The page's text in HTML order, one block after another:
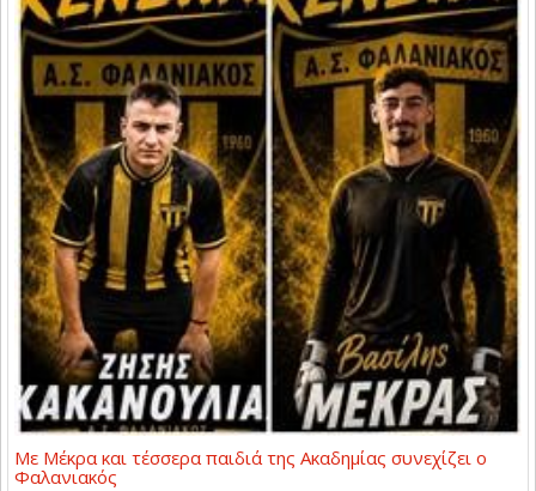
Με Μέκρα και τέσσερα παιδιά της Ακαδημίας συνεχίζει ο
Φαλανιακός